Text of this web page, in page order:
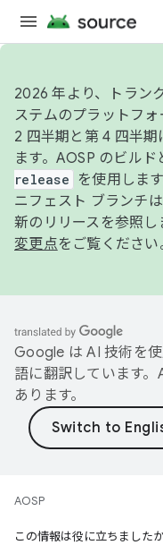
2026 年より、トラン
ステムのプラットフ
2 四半期と第 4 四半
ます。AOSP のビルド
release
を使用します
ニフェスト ブランチ
新のリリースを参照
変更点をご覧ください
Google は AI 技術を
語に翻訳しています
あります。
AOSP
この情報は役に立ちました